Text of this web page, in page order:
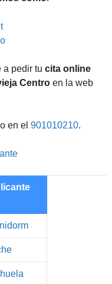
a pedir tu cita online
Centro en la web
en el 901010210.